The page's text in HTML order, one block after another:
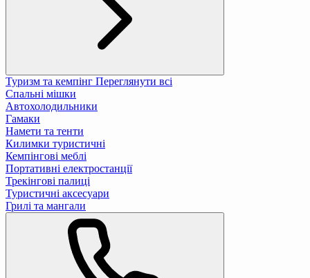
Туризм та кемпінг Переглянути всі
Спальні мішки
Автохолодильники
Гамаки
Намети та тенти
Килимки туристичні
Кемпінгові меблі
Портативні електростанції
Трекінгові палиці
Туристичні аксесуари
Грилі та мангали